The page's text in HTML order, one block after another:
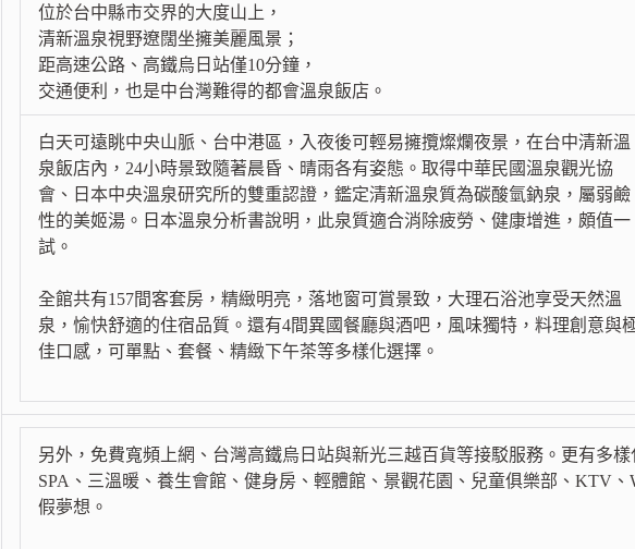
位於台中縣市交界的大度山上，
清新溫泉視野遼闊坐擁美麗風景；
距高速公路、高鐵烏日站僅10分鐘，
交通便利，也是中台灣難得的都會溫泉飯店。
白天可遠眺中央山脈、台中港區，入夜後可輕易擁攬燦爛夜景，在台中清新溫
泉飯店內，24小時景致隨著晨昏、晴雨各有姿態。取得中華民國溫泉觀光協
會、日本中央溫泉研究所的雙重認證，鑑定清新溫泉質為碳酸氫鈉泉，屬弱鹼
性的美姬湯。日本溫泉分析書說明，此泉質適合消除疲勞、健康增進，頗值一
試。
全館共有157間客套房，精緻明亮，落地窗可賞景致，大理石浴池享受天然溫
泉，愉快舒適的住宿品質。還有4間異國餐廳與酒吧，風味獨特，料理創意與
佳口感，可單點、套餐、精緻下午茶等多樣化選擇。
另外，免費寬頻上網、台灣高鐵烏日站與新光三越百貨等接駁服務。更有多
SPA、三溫暖、養生會館、健身房、輕體館、景觀花園、兒童俱樂部、KTV
假夢想。